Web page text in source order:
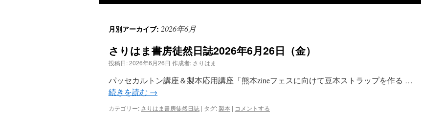
月別アーカイブ: 2026年6月
さりはま書房徒然日誌2026年6月26日（金）
投稿日:2026年6月26日 作成者: さりはま
パッセカルトン講座＆製本応用講座「熊本zineフェスに向けて豆本ストラップを作る …
続きを読む →
カテゴリー: さりはま書房徒然日誌 | タグ:製本 | コメントする